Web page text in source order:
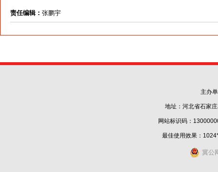
责任编辑： 张鹏宇
主办
地址：河北省石家
网站标识码：
最佳使用效果：
冀公